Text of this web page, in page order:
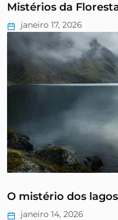
Mistérios da
janeiro 17, 2026
O mistério dos
janeiro 14, 2026